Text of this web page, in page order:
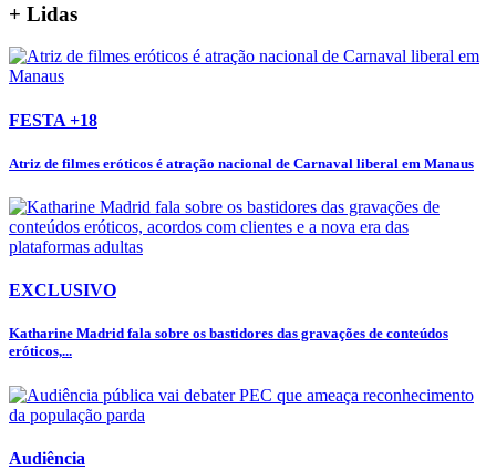
+ Lidas
FESTA +18
Atriz de filmes eróticos é atração nacional de Carnaval liberal em Manaus
EXCLUSIVO
Katharine Madrid fala sobre os bastidores das gravações de conteúdos
eróticos,...
Audiência